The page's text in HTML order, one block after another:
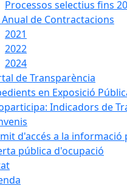
Processos selectius fins
Anual de Contractacions
2021
2022
2024
de Transparència
en Exposició
Indicadors de
d'accés a la informació
pública d'ocupació